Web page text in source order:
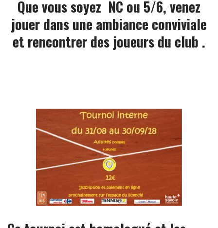
Que vous soyez NC ou 5/6, venez
jouer dans une ambiance conviviale
et rencontrer des joueurs du club .